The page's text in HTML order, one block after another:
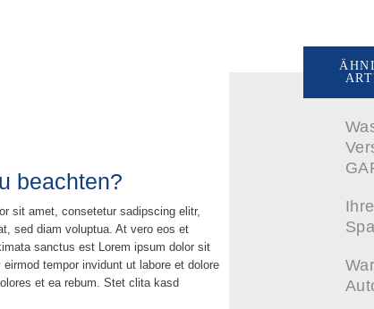
beachten?
sit amet, consetetur sadipscing elitr,
sed diam voluptua. At vero eos et
sanctus est Lorem ipsum dolor sit
tempor invidunt ut labore et dolore
et ea rebum. Stet clita kasd